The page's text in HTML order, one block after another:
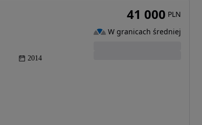
2014
41 000 PLN
W granicach średniej